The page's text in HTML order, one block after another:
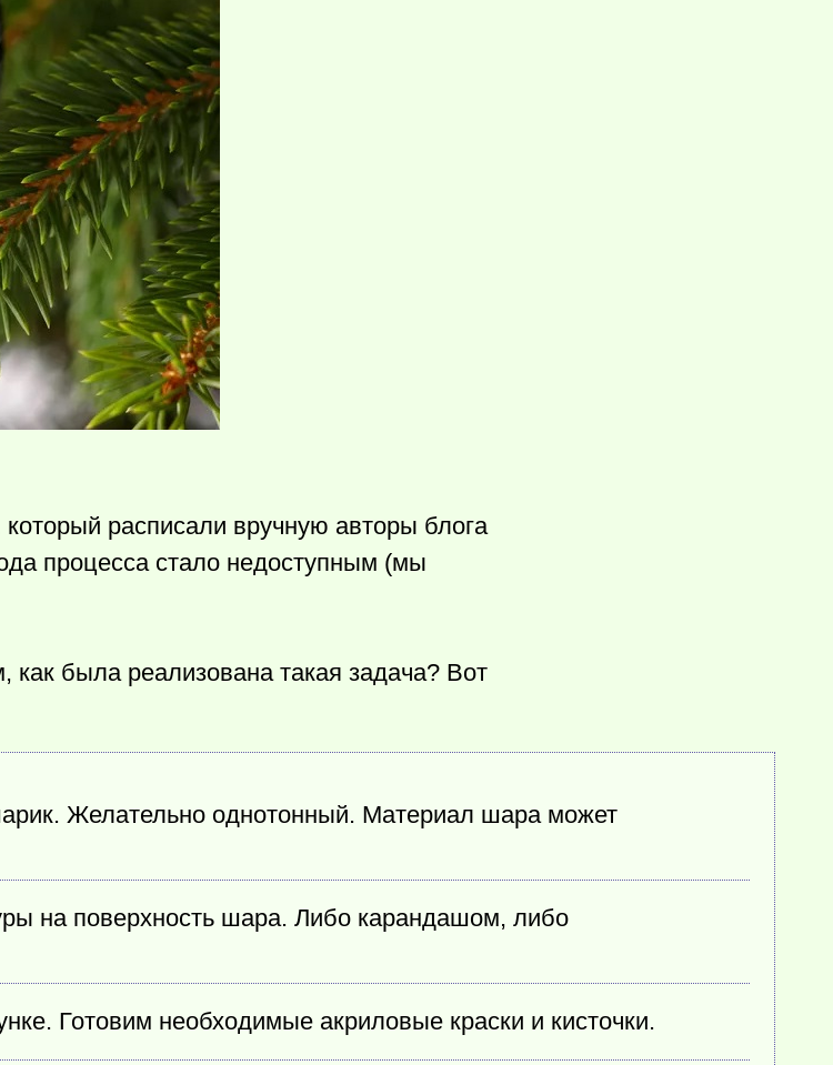
расписали вручную авторы блога
процесса стало недоступным (мы
была реализована такая задача? Вот
Желательно однотонный. Материал шара может
на поверхность шара. Либо карандашом, либо
Готовим необходимые акриловые краски и кисточки.